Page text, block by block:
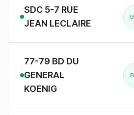
SDC 5-7 RUE
JEAN LECLAIRE
77-79 BD DU
GENERAL
KOENIG